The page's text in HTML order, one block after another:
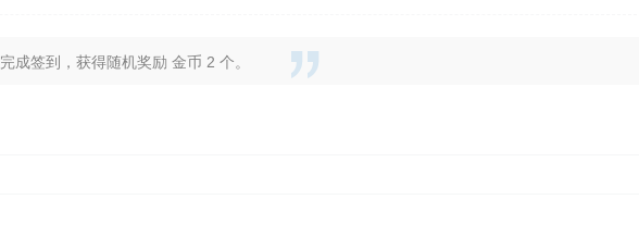
完成签到，获得随机奖励 金币 2 个。